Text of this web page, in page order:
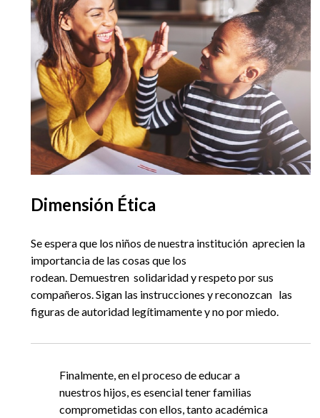
Dimensión Ética
Se espera que los niños de nuestra institución aprecien la
importancia de las cosas que los
rodean. Demuestren solidaridad y respeto por sus
compañeros. Sigan las instrucciones y reconozcan las
figuras de autoridad legítimamente y no por miedo.
Finalmente, en el proceso de educar a
nuestros hijos, es esencial tener familias
comprometidas con ellos, tanto académica